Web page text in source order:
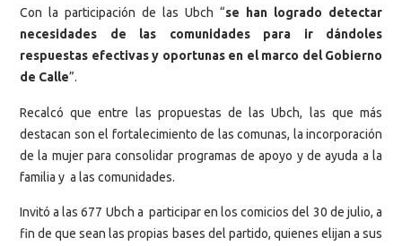
Con la participación de las Ubch “se han logrado detectar
necesidades de las comunidades para ir dándoles
respuestas efectivas y oportunas en el marco del Gobierno
de Calle”.
Recalcó que entre las propuestas de las Ubch, las que más
destacan son el fortalecimiento de las comunas, la incorporación
de la mujer para consolidar programas de apoyo y de ayuda a la
familia y a las comunidades.
Invitó a las 677 Ubch a participar en los comicios del 30 de julio, a
fin de que sean las propias bases del partido, quienes elijan a sus